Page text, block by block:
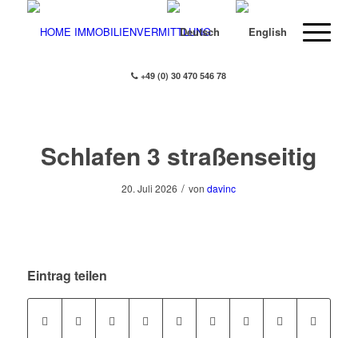
+49 (0) 30 470 546 78
Schlafen 3 straßenseitig
20. Juli 2026 / vondavinc
Eintrag teilen